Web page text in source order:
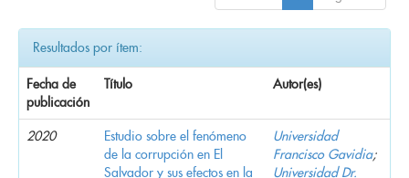
Resultados por ítem:
Fecha de
publicación
Título Autor(es)
2020
Estudio sobre el fenómeno
de la corrupción en El
Salvador y sus efectos en la
Universidad
Francisco Gavidia;
Universidad Dr.